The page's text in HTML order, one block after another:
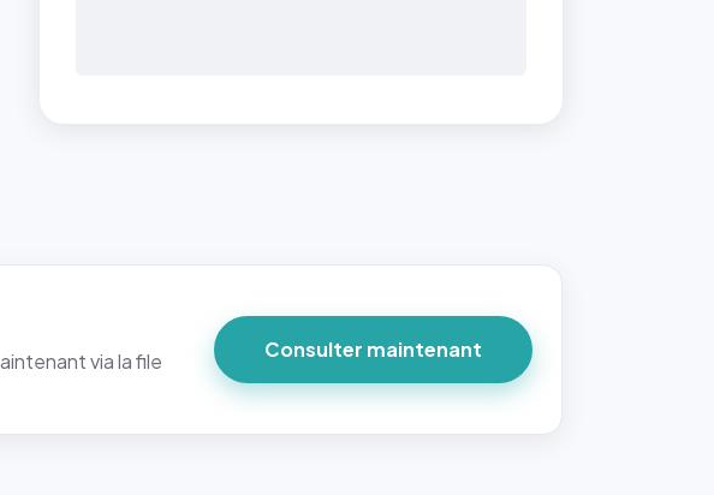
via la file
Consulter maintenant